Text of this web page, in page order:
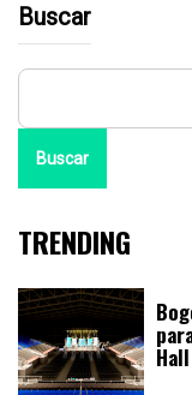
Buscar
Buscar
TRENDING
Hall